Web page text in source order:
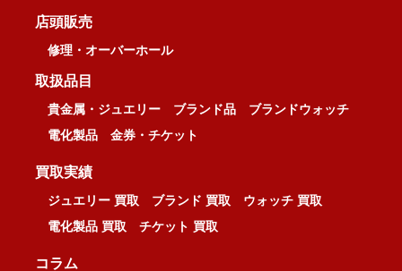
店頭販売
修理・オーバーホール
取扱品目
貴金属・ジュエリー ブランド品
ブランドウォッチ
電化製品
金券・チケット
買取実績
ジュエリー 買取 ブランド 買取
ウォッチ 買取
電化製品 買取
チケット 買取
コラム